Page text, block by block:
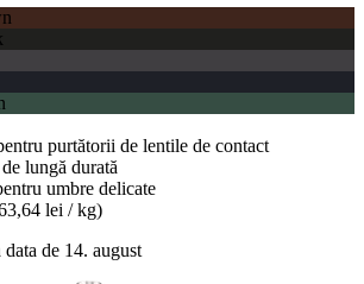
purtătorii de lentile de contact
lungă durată
umbre delicate
lei / kg)
de 14. august